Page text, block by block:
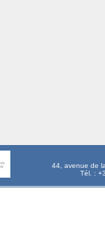
44, avenue de
Tél. :